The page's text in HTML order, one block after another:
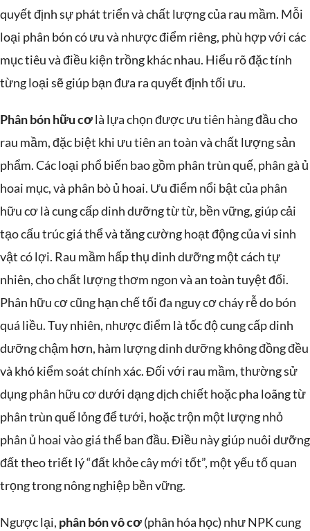
quyết định sự phát triển và chất lượng của rau mầm. Mỗi
loại phân bón có ưu và nhược điểm riêng, phù hợp với các
mục tiêu và điều kiện trồng khác nhau. Hiểu rõ đặc tính
từng loại sẽ giúp bạn đưa ra quyết định tối ưu.
Phân bón hữu cơlà lựa chọn được ưu tiên hàng đầu cho
rau mầm, đặc biệt khi ưu tiên an toàn và chất lượng sản
phẩm. Các loại phổ biến bao gồm phân trùn quế, phân gà ủ
hoai mục, và phân bò ủ hoai. Ưu điểm nổi bật của phân
hữu cơ là cung cấp dinh dưỡng từ từ, bền vững, giúp cải
tạo cấu trúc giá thể và tăng cường hoạt động của vi sinh
vật có lợi. Rau mầm hấp thụ dinh dưỡng một cách tự
nhiên, cho chất lượng thơm ngon và an toàn tuyệt đối.
Phân hữu cơ cũng hạn chế tối đa nguy cơ cháy rễ do bón
quá liều. Tuy nhiên, nhược điểm là tốc độ cung cấp dinh
dưỡng chậm hơn, hàm lượng dinh dưỡng không đồng đều
và khó kiểm soát chính xác. Đối với rau mầm, thường sử
dụng phân hữu cơ dưới dạng dịch chiết hoặc pha loãng từ
phân trùn quế lỏng để tưới, hoặc trộn một lượng nhỏ
phân ủ hoai vào giá thể ban đầu. Điều này giúp nuôi dưỡng
đất theo triết lý “đất khỏe cây mới tốt”, một yếu tố quan
trọng trong nông nghiệp bền vững.
Ngược lại, phân bón vô cơ(phân hóa học) như NPK cung